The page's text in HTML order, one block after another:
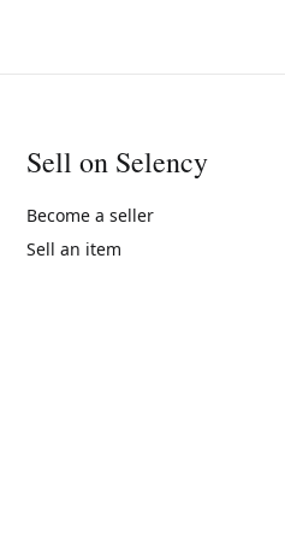
Sell on Selency
Become a seller
Sell an item